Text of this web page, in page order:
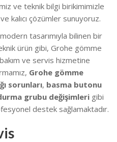
ve teknik bilgi birikimimizle
kalıcı çözümler sunuyoruz.
modern tasarımıyla bilinen bir
ürün gibi, Grohe gömme
ve servis hizmetine
Grohe gömme
sorunları, basma butonu
grubu değişimleri gibi
destek sağlamaktadır.